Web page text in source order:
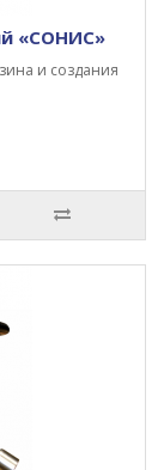
«СОНИС»
и создания